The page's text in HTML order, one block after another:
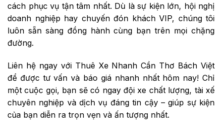
cách phục vụ tận tâm nhất. Dù là sự kiện lớn, hội nghị
doanh nghiệp hay chuyến đón khách VIP, chúng tôi
luôn sẵn sàng đồng hành cùng bạn trên mọi chặng
đường.
Liên hệ ngay với Thuê Xe Nhanh Cần Thơ Bách Việt
để được tư vấn và báo giá nhanh nhất hôm nay! Chỉ
một cuộc gọi, bạn sẽ có ngay đội xe chất lượng, tài xế
chuyên nghiệp và dịch vụ đáng tin cậy – giúp sự kiện
của bạn diễn ra trọn vẹn và ấn tượng nhất.